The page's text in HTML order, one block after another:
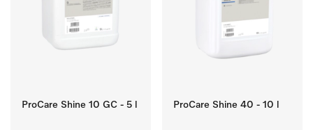
ProCare Shine 10 GC - 5 l ProCare Shine 40 - 10 l